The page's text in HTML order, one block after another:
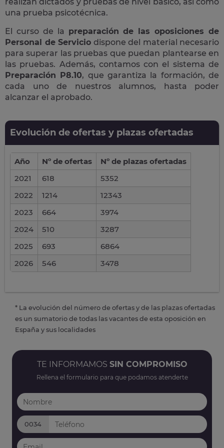
una prueba psicotécnica.
El curso de la preparación de las oposiciones de
Personal de Servicio dispone del material necesario
para superar las pruebas que puedan plantearse en
las pruebas. Además, contamos con el sistema de
Preparación P8.10, que garantiza la formación, de
cada uno de nuestros alumnos, hasta poder
alcanzar el aprobado.
Evolución de ofertas y plazas ofertadas
Año Nº de ofertas
Nº de plazas ofertadas
2021
618
5352
2022
1214
12343
2023
664
3974
2024
510
3287
2025
693
6864
2026
546 3478
* La evolución del número de ofertas y de las plazas ofertadas
es un sumatorio de todas las vacantes de esta oposición en
España y sus localidades
TE INFORMAMOS SIN COMPROMISO
Rellena el formulario para que podamos atenderte
0034